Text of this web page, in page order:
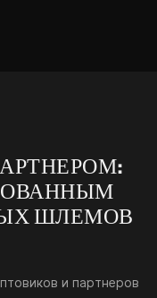
ШЛЕМОВ
и партнеров